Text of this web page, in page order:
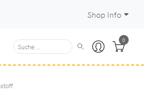
Shop Info
0